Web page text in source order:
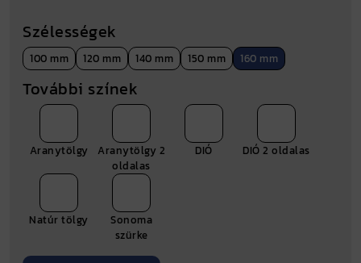
Szélességek
100 mm 120 mm 140 mm 150 mm 160 mm
További színek
Aranytölgy
Aranytölgy 2
oldalas
DIÓ DIÓ 2 oldalas
Natúr tölgy
Sonoma
szürke